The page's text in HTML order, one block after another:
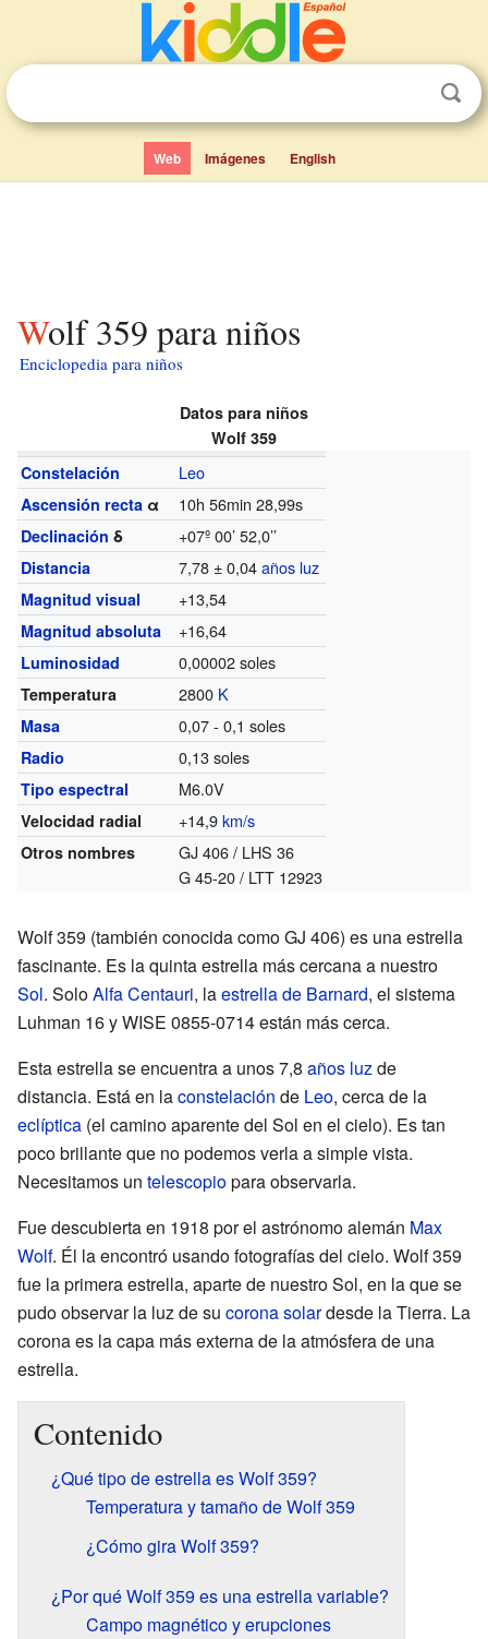
Web Imágenes English
Wolf 359 para niños
Enciclopedia para niños
Datos para niños
Wolf 359
Constelación
Leo
Ascensión rectaα 10h 56min 28,99s
Declinación δ +07º 00’ 52,0’’
Distancia 7,78 ± 0,04años luz
Magnitud visual +13,54
Magnitud absoluta +16,64
Luminosidad 0,00002 soles
Temperatura 2800 K
Masa 0,07 - 0,1 soles
Radio 0,13 soles
Tipo espectral M6.0V
Velocidad radial +14,9km/s
Otros nombres
GJ 406 / LHS 36
G 45-20 / LTT 12923
Wolf 359 (también conocida como GJ 406) es una estrella
fascinante. Es la quinta estrella más cercana a nuestro
Sol. SoloAlfa Centauri, laestrella de Barnard, el sistema
Luhman 16 y WISE 0855-0714 están más cerca.
Esta estrella se encuentra a unos 7,8 años luzde
distancia. Está en laconstelación de Leo, cerca de la
eclíptica (el camino aparente del Sol en el cielo). Es tan
poco brillante que no podemos verla a simple vista.
Necesitamos un telescopiopara observarla.
Fue descubierta en 1918 por el astrónomo alemán Max
Wolf. Él la encontró usando fotografías del cielo. Wolf 359
fue la primera estrella, aparte de nuestro Sol, en la que se
pudo observar la luz de su corona solardesde la Tierra. La
corona es la capa más externa de la atmósfera de una
estrella.
Contenido
¿Qué tipo de estrella es Wolf 359?
Temperatura y tamaño de Wolf 359
¿Cómo gira Wolf 359?
¿Por qué Wolf 359 es una estrella variable?
Campo magnético y erupciones